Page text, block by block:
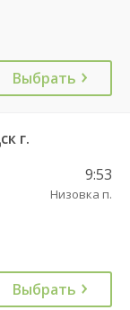
Выбрать
г.
9:53
Низовка п.
Выбрать